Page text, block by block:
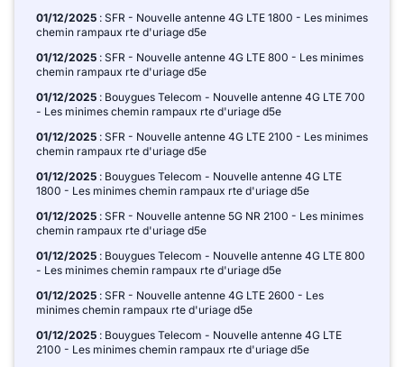
01/12/2025 : SFR - Nouvelle antenne 4G LTE 1800 - Les minimes
chemin rampaux rte d'uriage d5e
01/12/2025 : SFR - Nouvelle antenne 4G LTE 800 - Les minimes
chemin rampaux rte d'uriage d5e
01/12/2025 : Bouygues Telecom - Nouvelle antenne 4G LTE 700
- Les minimes chemin rampaux rte d'uriage d5e
01/12/2025 : SFR - Nouvelle antenne 4G LTE 2100 - Les minimes
chemin rampaux rte d'uriage d5e
01/12/2025 : Bouygues Telecom - Nouvelle antenne 4G LTE
1800 - Les minimes chemin rampaux rte d'uriage d5e
01/12/2025 : SFR - Nouvelle antenne 5G NR 2100 - Les minimes
chemin rampaux rte d'uriage d5e
01/12/2025 : Bouygues Telecom - Nouvelle antenne 4G LTE 800
- Les minimes chemin rampaux rte d'uriage d5e
01/12/2025 : SFR - Nouvelle antenne 4G LTE 2600 - Les
minimes chemin rampaux rte d'uriage d5e
01/12/2025 : Bouygues Telecom - Nouvelle antenne 4G LTE
2100 - Les minimes chemin rampaux rte d'uriage d5e